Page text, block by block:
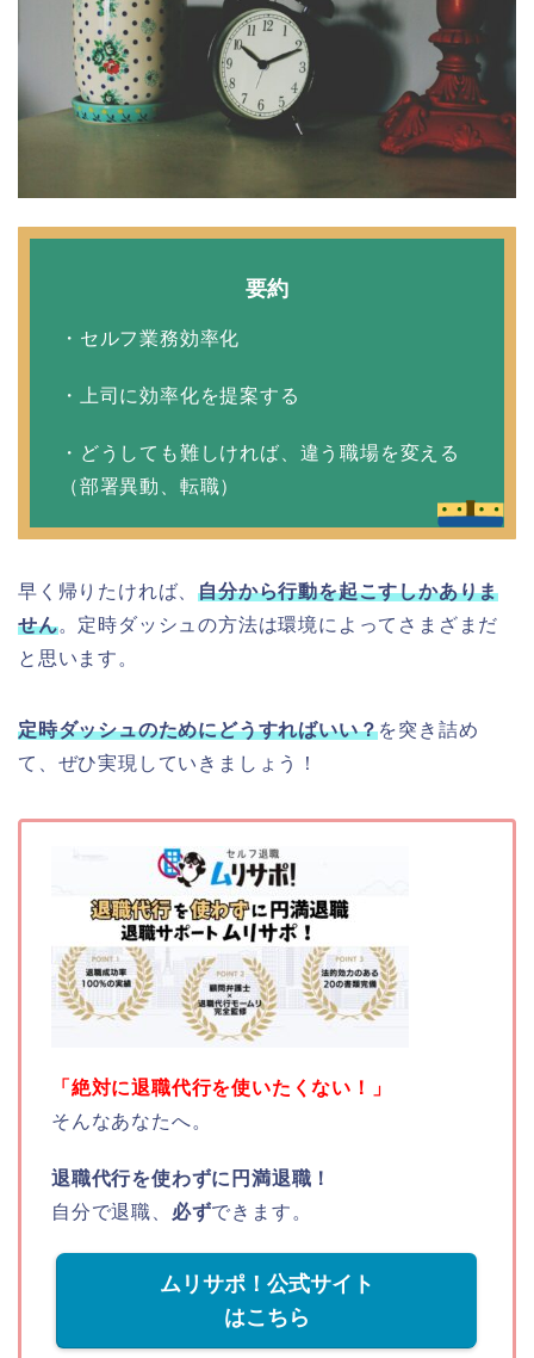
要約
・セルフ業務効率化
・上司に効率化を提案する
・どうしても難しければ、違う職場を変える
（部署異動、転職）
早く帰りたければ、自分から行動を起こすしかありま
せん。定時ダッシュの方法は環境によってさまざまだ
と思います。
定時ダッシュのためにどうすればいい？を突き詰め
て、ぜひ実現していきましょう！
「絶対に退職代行を使いたくない！」
そんなあなたへ。
退職代行を使わずに円満退職！
自分で退職、 必ずできます。
ムリサポ！公式サイト
はこちら